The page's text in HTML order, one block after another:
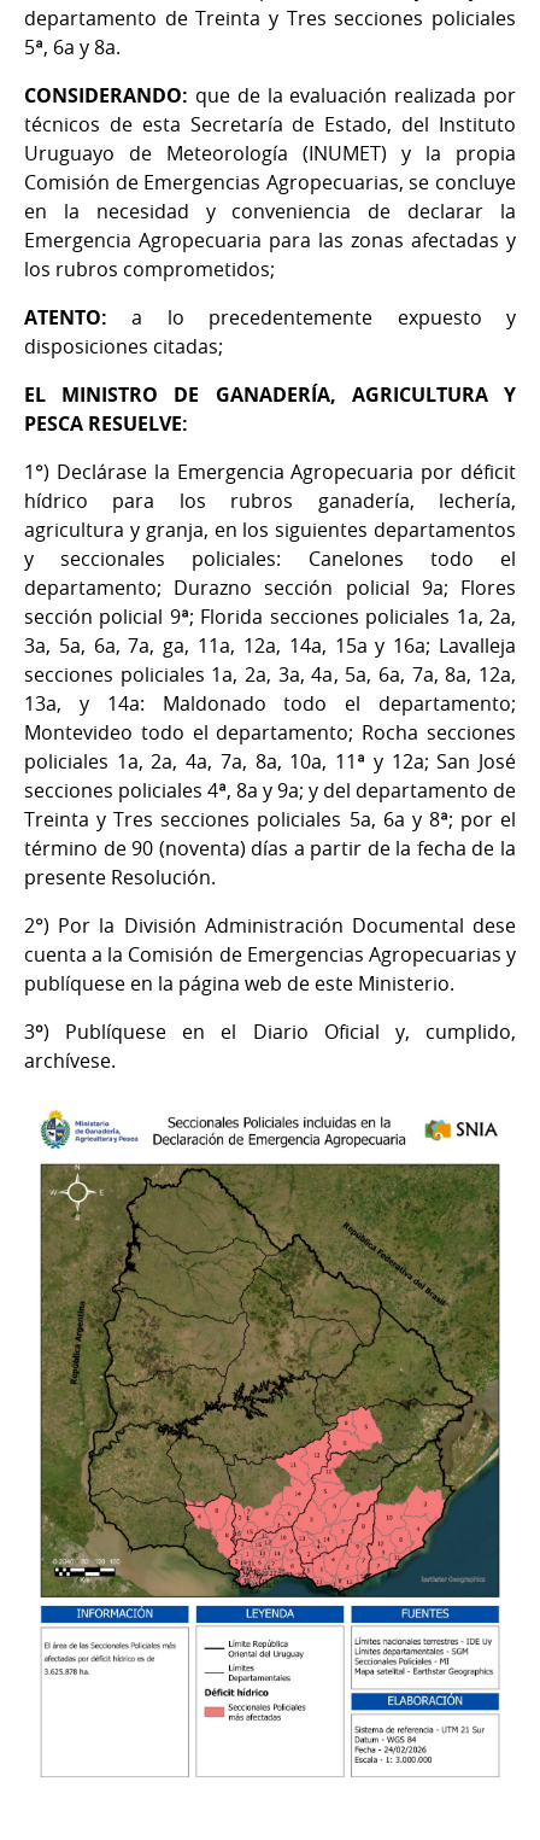
departamento de Treinta y Tres secciones policiales
5ª, 6a y 8a.
CONSIDERANDO: que de la evaluación realizada por
técnicos de esta Secretaría de Estado, del Instituto
Uruguayo de Meteorología (INUMET) y la propia
Comisión de Emergencias Agropecuarias, se concluye
en la necesidad y conveniencia de declarar la
Emergencia Agropecuaria para las zonas afectadas y
los rubros comprometidos;
ATENTO: a lo precedentemente expuesto y
disposiciones citadas;
EL MINISTRO DE GANADERÍA, AGRICULTURA Y
PESCA RESUELVE:
1°) Declárase la Emergencia Agropecuaria por déficit
hídrico para los rubros ganadería, lechería,
agricultura y granja, en los siguientes departamentos
y seccionales policiales: Canelones todo el
departamento; Durazno sección policial 9a; Flores
sección policial 9ª; Florida secciones policiales 1a, 2a,
3a, 5a, 6a, 7a, ga, 11a, 12a, 14a, 15a y 16a; Lavalleja
secciones policiales 1a, 2a, 3a, 4a, 5a, 6a, 7a, 8a, 12a,
13a, y 14a: Maldonado todo el departamento;
Montevideo todo el departamento; Rocha secciones
policiales 1a, 2a, 4a, 7a, 8a, 10a, 11ª y 12a; San José
secciones policiales 4ª, 8a y 9a; y del departamento de
Treinta y Tres secciones policiales 5a, 6a y 8ª; por el
término de 90 (noventa) días a partir de la fecha de la
presente Resolución.
2°) Por la División Administración Documental dese
cuenta a la Comisión de Emergencias Agropecuarias y
publíquese en la página web de este Ministerio.
3º) Publíquese en el Diario Oficial y, cumplido,
archívese.